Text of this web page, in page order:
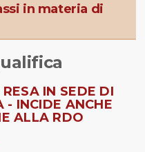
in materia di
IN SEDE DI
- INCIDE ANCHE
ALLA RDO